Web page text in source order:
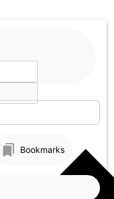
Bookmarks